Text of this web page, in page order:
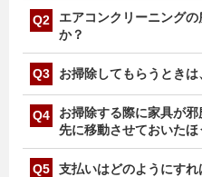
ニオイの原因は多岐にわ
とは限りませんが、主
高圧洗浄いたしますの
エアコンクリーニング
か？
設置状況などにもより
ターお掃除機能付きエ
30分～3時間を予定して
お掃除してもらうとき
問題ありません。作業開
立ち合いをお願いします
お掃除する際に家具が邪
先に移動させておいたほ
リビングテーブルやソ
支払いはどのようにすれ